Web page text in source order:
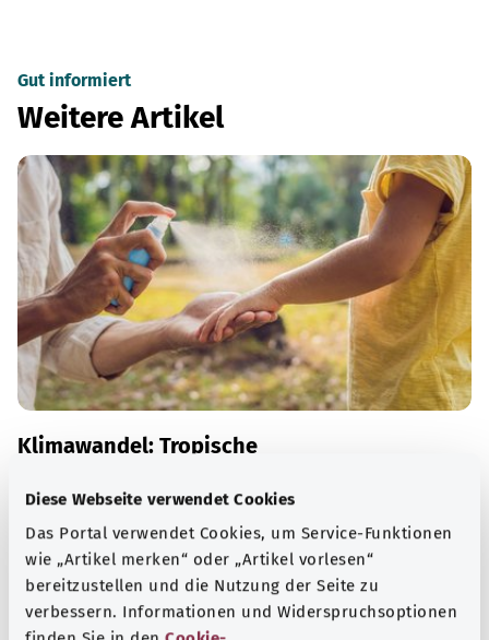
Diese Webseite verwendet Cookies
Das Portal verwendet Cookies, um Service-Funktionen
wie „Artikel merken“ oder „Artikel vorlesen“
bereitzustellen und die Nutzung der Seite zu
verbessern. Informationen und Widerspruchsoptionen
Gut informiert
Weitere Artikel
Klimawandel: Tropische
Zecken und damit auch das Vorkommen der von ihnen
übertragenen Krankheitserreger verändern. Um welche
Erreger geht es und wie kann man sich schützen?